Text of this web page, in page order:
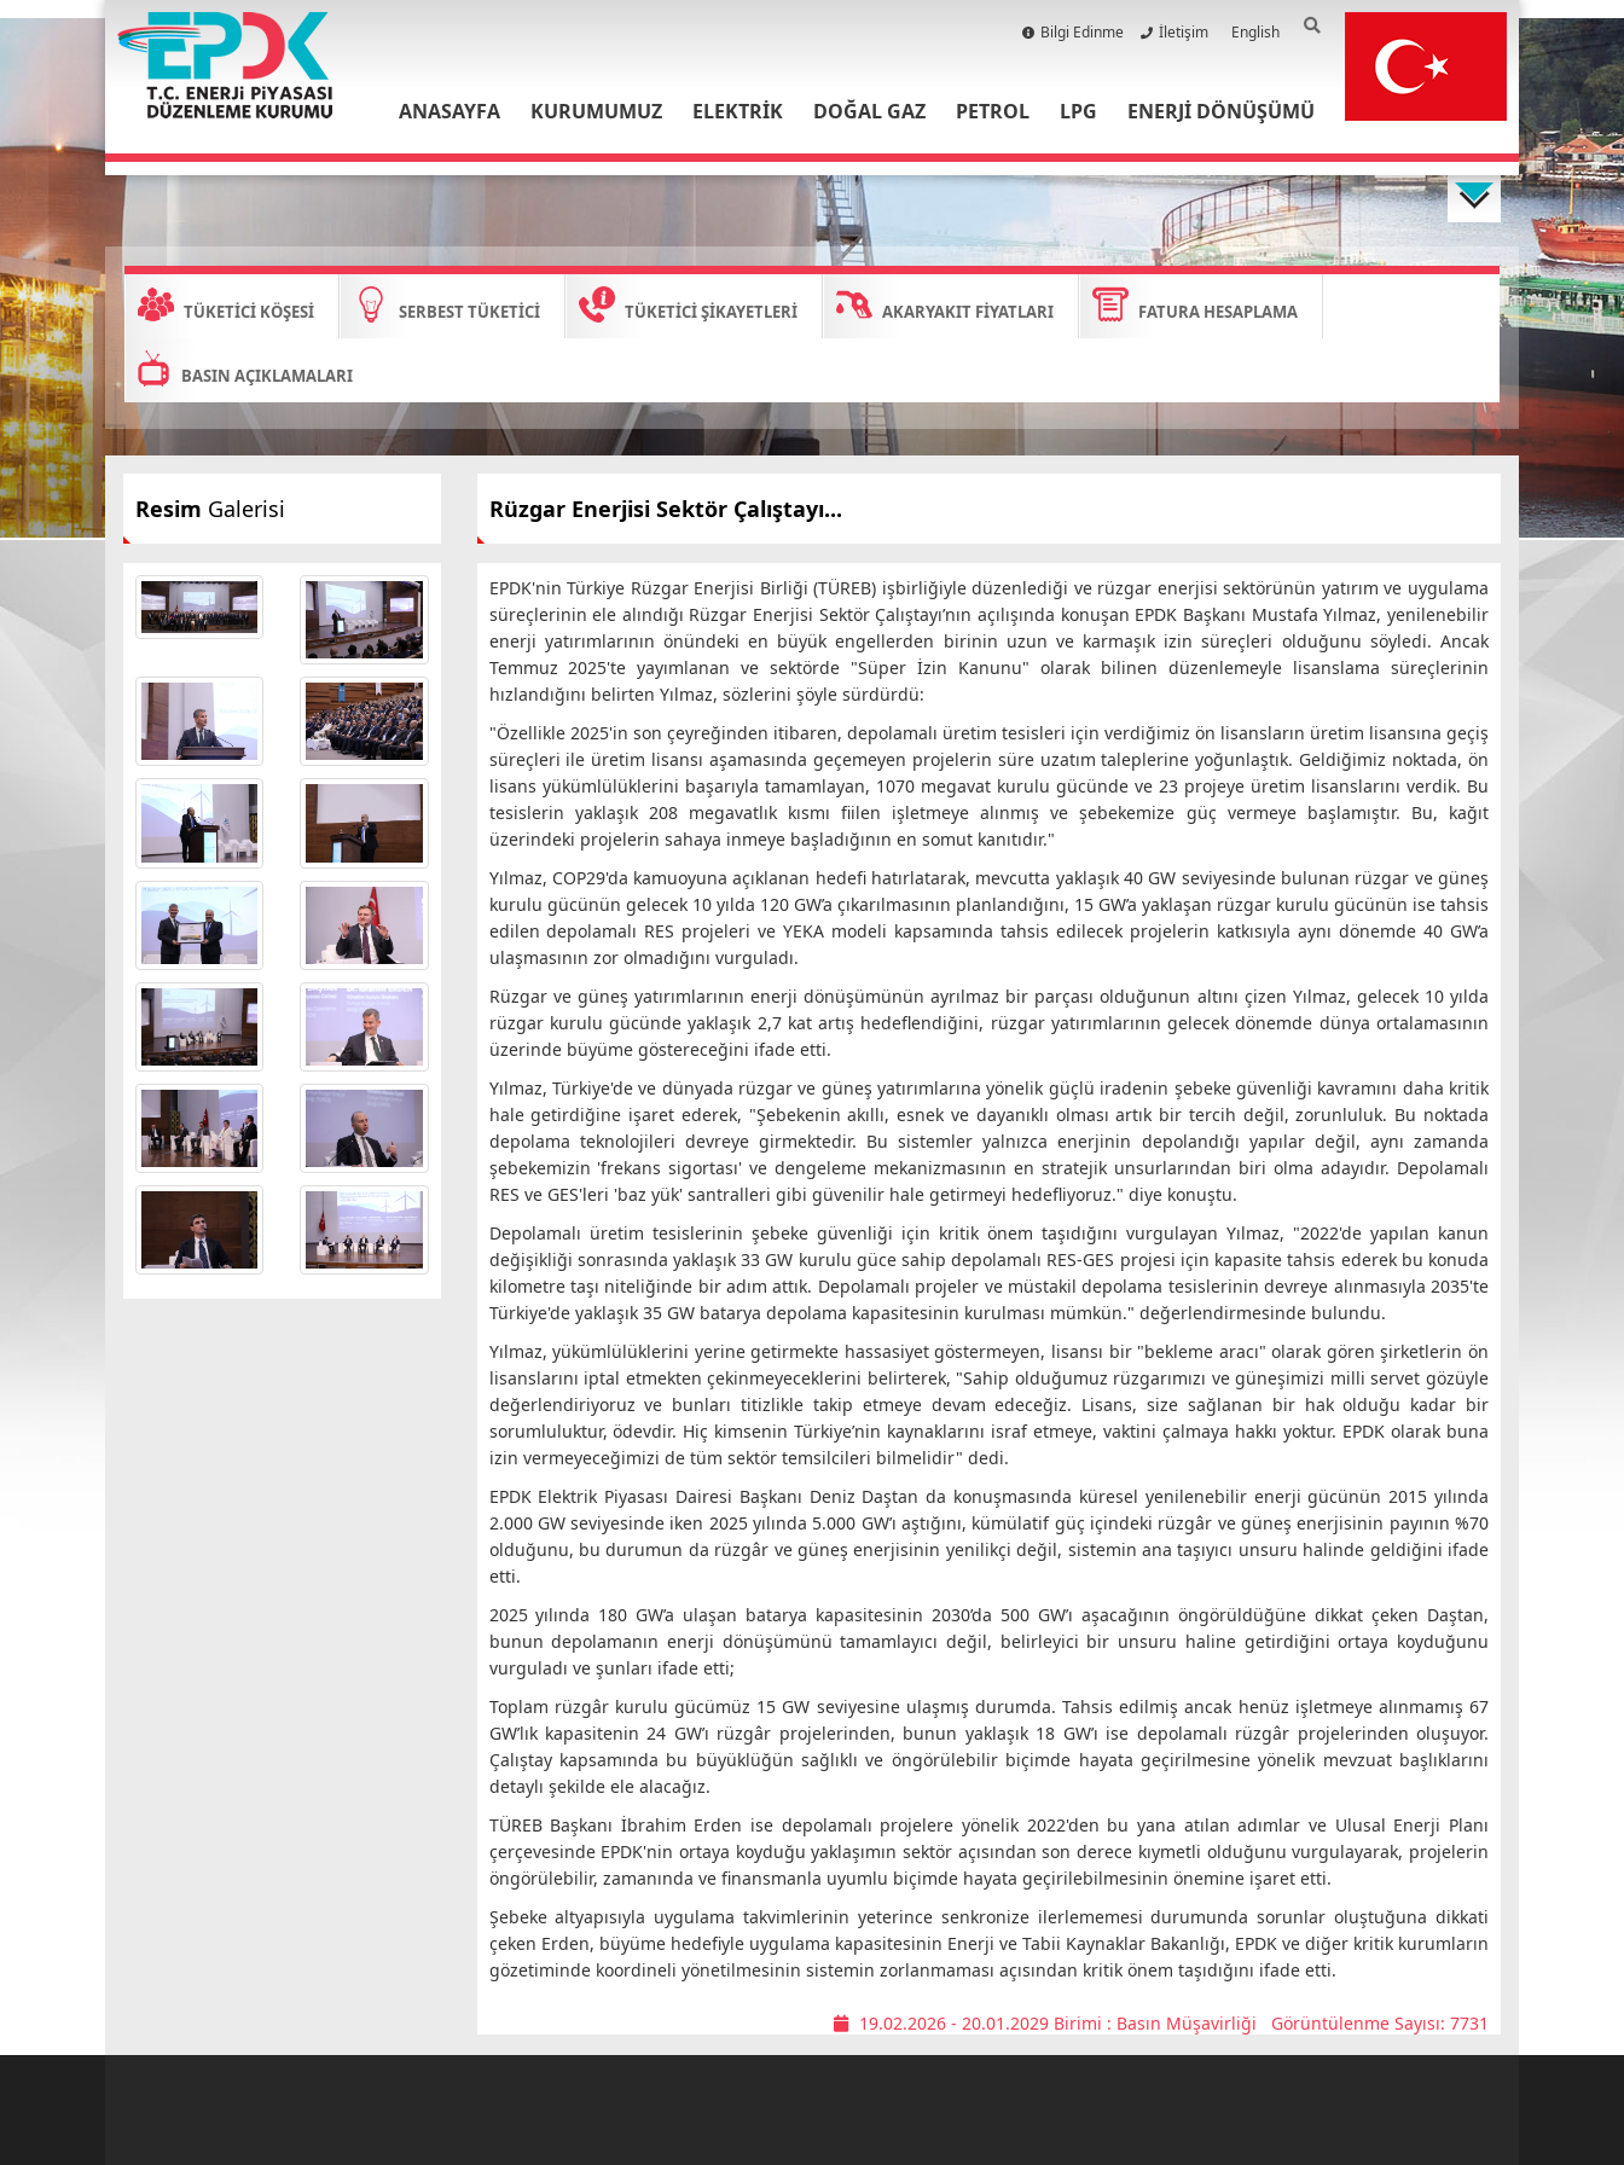
Bilgi Edinme İletişim English
ANASAYFA KURUMUMUZ ELEKTRİK DOĞAL GAZ PETROL LPG ENERJİ DÖNÜŞÜMÜ
TÜKETİCİ KÖŞESİ SERBEST TÜKETİCİ TÜKETİCİ ŞİKAYETLERİ AKARYAKIT FİYATLARI FATURA HESAPLAMA
BASIN AÇIKLAMALARI
Resim Galerisi Rüzgar Enerjisi Sektör Çalıştayı...
EPDK'nin Türkiye Rüzgar Enerjisi Birliği (TÜREB) işbirliğiyle düzenlediği ve rüzgar enerjisi sektörünün yatırım ve uygulama
süreçlerinin ele alındığı Rüzgar Enerjisi Sektör Çalıştayı’nın açılışında konuşan EPDK Başkanı Mustafa Yılmaz, yenilenebilir
enerji yatırımlarının önündeki en büyük engellerden birinin uzun ve karmaşık izin süreçleri olduğunu söyledi. Ancak
Temmuz 2025'te yayımlanan ve sektörde "Süper İzin Kanunu" olarak bilinen düzenlemeyle lisanslama süreçlerinin
hızlandığını belirten Yılmaz, sözlerini şöyle sürdürdü:
"Özellikle 2025'in son çeyreğinden itibaren, depolamalı üretim tesisleri için verdiğimiz ön lisansların üretim lisansına geçiş
süreçleri ile üretim lisansı aşamasında geçemeyen projelerin süre uzatım taleplerine yoğunlaştık. Geldiğimiz noktada, ön
lisans yükümlülüklerini başarıyla tamamlayan, 1070 megavat kurulu gücünde ve 23 projeye üretim lisanslarını verdik. Bu
tesislerin yaklaşık 208 megavatlık kısmı fiilen işletmeye alınmış ve şebekemize güç vermeye başlamıştır. Bu, kağıt
üzerindeki projelerin sahaya inmeye başladığının en somut kanıtıdır."
Yılmaz, COP29'da kamuoyuna açıklanan hedefi hatırlatarak, mevcutta yaklaşık 40 GW seviyesinde bulunan rüzgar ve güneş
kurulu gücünün gelecek 10 yılda 120 GW’a çıkarılmasının planlandığını, 15 GW’a yaklaşan rüzgar kurulu gücünün ise tahsis
edilen depolamalı RES projeleri ve YEKA modeli kapsamında tahsis edilecek projelerin katkısıyla aynı dönemde 40 GW’a
ulaşmasının zor olmadığını vurguladı.
Rüzgar ve güneş yatırımlarının enerji dönüşümünün ayrılmaz bir parçası olduğunun altını çizen Yılmaz, gelecek 10 yılda
rüzgar kurulu gücünde yaklaşık 2,7 kat artış hedeflendiğini, rüzgar yatırımlarının gelecek dönemde dünya ortalamasının
üzerinde büyüme göstereceğini ifade etti.
Yılmaz, Türkiye'de ve dünyada rüzgar ve güneş yatırımlarına yönelik güçlü iradenin şebeke güvenliği kavramını daha kritik
hale getirdiğine işaret ederek, "Şebekenin akıllı, esnek ve dayanıklı olması artık bir tercih değil, zorunluluk. Bu noktada
depolama teknolojileri devreye girmektedir. Bu sistemler yalnızca enerjinin depolandığı yapılar değil, aynı zamanda
şebekemizin 'frekans sigortası' ve dengeleme mekanizmasının en stratejik unsurlarından biri olma adayıdır. Depolamalı
RES ve GES'leri 'baz yük' santralleri gibi güvenilir hale getirmeyi hedefliyoruz." diye konuştu.
Depolamalı üretim tesislerinin şebeke güvenliği için kritik önem taşıdığını vurgulayan Yılmaz, "2022'de yapılan kanun
değişikliği sonrasında yaklaşık 33 GW kurulu güce sahip depolamalı RES-GES projesi için kapasite tahsis ederek bu konuda
kilometre taşı niteliğinde bir adım attık. Depolamalı projeler ve müstakil depolama tesislerinin devreye alınmasıyla 2035'te
Türkiye'de yaklaşık 35 GW batarya depolama kapasitesinin kurulması mümkün." değerlendirmesinde bulundu.
Yılmaz, yükümlülüklerini yerine getirmekte hassasiyet göstermeyen, lisansı bir "bekleme aracı" olarak gören şirketlerin ön
lisanslarını iptal etmekten çekinmeyeceklerini belirterek, "Sahip olduğumuz rüzgarımızı ve güneşimizi milli servet gözüyle
değerlendiriyoruz ve bunları titizlikle takip etmeye devam edeceğiz. Lisans, size sağlanan bir hak olduğu kadar bir
sorumluluktur, ödevdir. Hiç kimsenin Türkiye’nin kaynaklarını israf etmeye, vaktini çalmaya hakkı yoktur. EPDK olarak buna
izin vermeyeceğimizi de tüm sektör temsilcileri bilmelidir" dedi.
EPDK Elektrik Piyasası Dairesi Başkanı Deniz Daştan da konuşmasında küresel yenilenebilir enerji gücünün 2015 yılında
2.000 GW seviyesinde iken 2025 yılında 5.000 GW’ı aştığını, kümülatif güç içindeki rüzgâr ve güneş enerjisinin payının %70
olduğunu, bu durumun da rüzgâr ve güneş enerjisinin yenilikçi değil, sistemin ana taşıyıcı unsuru halinde geldiğini ifade
etti.
2025 yılında 180 GW’a ulaşan batarya kapasitesinin 2030’da 500 GW’ı aşacağının öngörüldüğüne dikkat çeken Daştan,
bunun depolamanın enerji dönüşümünü tamamlayıcı değil, belirleyici bir unsuru haline getirdiğini ortaya koyduğunu
vurguladı ve şunları ifade etti;
Toplam rüzgâr kurulu gücümüz 15 GW seviyesine ulaşmış durumda. Tahsis edilmiş ancak henüz işletmeye alınmamış 67
GW’lık kapasitenin 24 GW’ı rüzgâr projelerinden, bunun yaklaşık 18 GW’ı ise depolamalı rüzgâr projelerinden oluşuyor.
Çalıştay kapsamında bu büyüklüğün sağlıklı ve öngörülebilir biçimde hayata geçirilmesine yönelik mevzuat başlıklarını
detaylı şekilde ele alacağız.
TÜREB Başkanı İbrahim Erden ise depolamalı projelere yönelik 2022'den bu yana atılan adımlar ve Ulusal Enerji Planı
çerçevesinde EPDK'nin ortaya koyduğu yaklaşımın sektör açısından son derece kıymetli olduğunu vurgulayarak, projelerin
öngörülebilir, zamanında ve finansmanla uyumlu biçimde hayata geçirilebilmesinin önemine işaret etti.
Şebeke altyapısıyla uygulama takvimlerinin yeterince senkronize ilerlememesi durumunda sorunlar oluştuğuna dikkati
çeken Erden, büyüme hedefiyle uygulama kapasitesinin Enerji ve Tabii Kaynaklar Bakanlığı, EPDK ve diğer kritik kurumların
gözetiminde koordineli yönetilmesinin sistemin zorlanmaması açısından kritik önem taşıdığını ifade etti.
19.02.2026 - 20.01.2029 Birimi : Basın Müşavirliği Görüntülenme Sayısı: 7731